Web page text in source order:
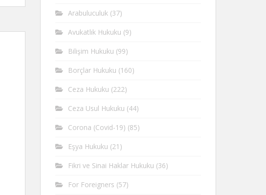
Arabuluculuk (37)
Avukatlık Hukuku (9)
Bilişim Hukuku (99)
Borçlar Hukuku (160)
Ceza Hukuku (222)
Ceza Usul Hukuku (44)
Corona (Covid-19) (85)
Eşya Hukuku (21)
Fikri ve Sinai Haklar Hukuku (36)
For Foreigners (57)